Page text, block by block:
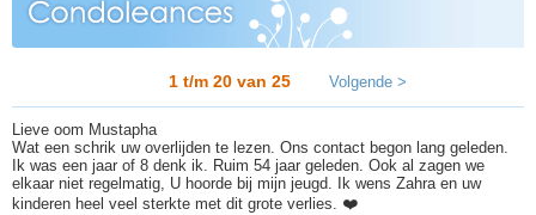
1 t/m 20 van 25 Volgende >
Lieve oom Mustapha
Wat een schrik uw overlijden te lezen. Ons contact begon lang geleden.
Ik was een jaar of 8 denk ik. Ruim 54 jaar geleden. Ook al zagen we
elkaar niet regelmatig, U hoorde bij mijn jeugd. Ik wens Zahra en uw
kinderen heel veel sterkte met dit grote verlies. ❤️